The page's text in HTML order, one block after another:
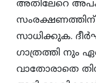
അതിലേറെ
സംരക്ഷണത്തിന്‌
സാധിക്കുക.
ഗാത്രത്തി നും
വാതോരാതെ